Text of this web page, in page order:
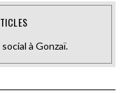
à Gonzaï.